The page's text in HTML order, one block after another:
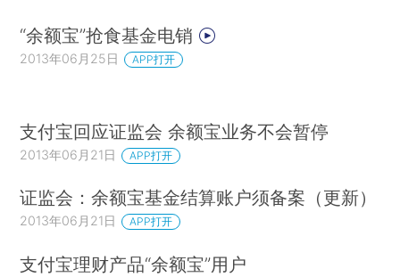
“余额宝”抢食基金电销
2013年06月25日 APP打开
支付宝回应证监会 余额宝业务不会暂停
2013年06月21日 APP打开
证监会：余额宝基金结算账户须备案（更新）
2013年06月21日 APP打开
支付宝理财产品“余额宝”用户